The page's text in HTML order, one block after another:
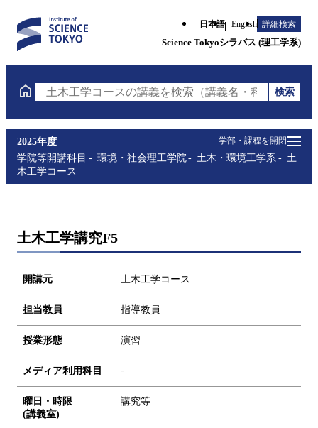
日本語 English 詳細検索
Science Tokyoシラバス (理工学系)
土木工学コースの講義を検索（講義名・科目コード・
検索
学部・課程を開閉
2025年度
学院等開講科目
環境・社会理工学院 土木・環境工学系
土
木工学コース
土木工学講究F5
開講元 土木工学コース
担当教員 指導教員
授業形態 演習
メディア利用科目 -
曜日・時限
(講義室)
講究等